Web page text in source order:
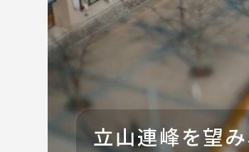
立山連峰を望